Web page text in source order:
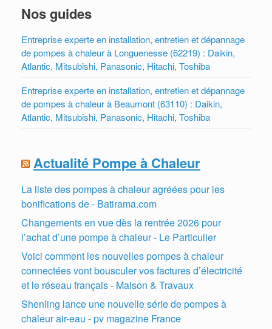
Nos guides
Entreprise experte en installation, entretien et dépannage
de pompes à chaleur à Longuenesse (62219) : Daikin,
Atlantic, Mitsubishi, Panasonic, Hitachi, Toshiba
Entreprise experte en installation, entretien et dépannage
de pompes à chaleur à Beaumont (63110) : Daikin,
Atlantic, Mitsubishi, Panasonic, Hitachi, Toshiba
Actualité Pompe à Chaleur
La liste des pompes à chaleur agréées pour les
bonifications de - Batirama.com
Changements en vue dès la rentrée 2026 pour
l’achat d’une pompe à chaleur - Le Particulier
Voici comment les nouvelles pompes à chaleur
connectées vont bousculer vos factures d’électricité
et le réseau français - Maison & Travaux
Shenling lance une nouvelle série de pompes à
chaleur air-eau - pv magazine France